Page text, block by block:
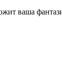
ваша